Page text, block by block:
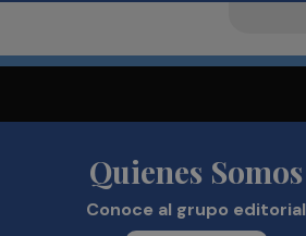
Quienes Somos
Conoce al grupo editorial